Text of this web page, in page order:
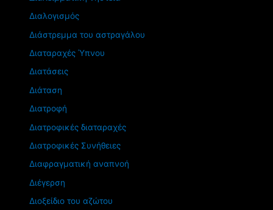
Διαλογισμός
Διάστρεμμα του αστραγάλου
Διαταραχές Ύπνου
Διατάσεις
Διάταση
Διατροφή
Διατροφικές διαταραχές
Διατροφικές Συνήθειες
Διαφραγματική αναπνοή
Διέγερση
Διοξείδιο του αζώτου